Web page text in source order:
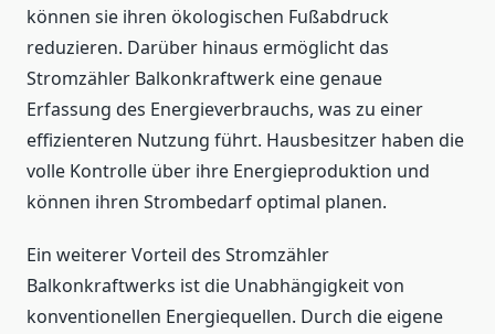
können sie ihren ökologischen Fußabdruck
reduzieren. Darüber hinaus ermöglicht das
Stromzähler Balkonkraftwerk eine genaue
Erfassung des Energieverbrauchs, was zu einer
effizienteren Nutzung führt. Hausbesitzer haben die
volle Kontrolle über ihre Energieproduktion und
können ihren Strombedarf optimal planen.
Ein weiterer Vorteil des Stromzähler
Balkonkraftwerks ist die Unabhängigkeit von
konventionellen Energiequellen. Durch die eigene